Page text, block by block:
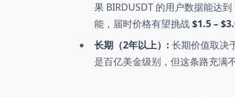
果 BIRDUSDT 的用户数据能达
能，届时价格有望挑战$1.5 –
长期（2年以上）: 长期价值取决
是百亿美金级别，但这条路充满